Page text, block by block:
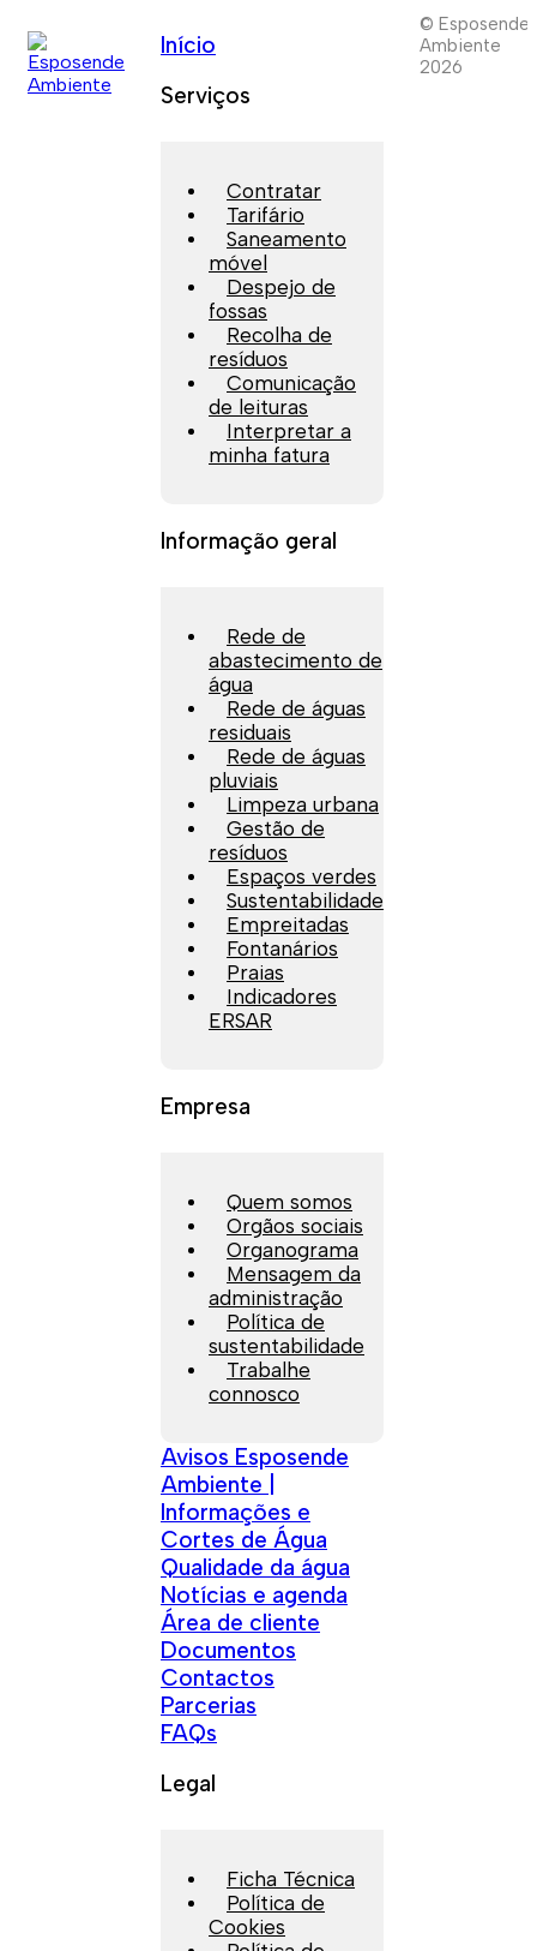
Início
Serviços
Contratar
Tarifário
Saneamento
móvel
Despejo de
fossas
Recolha de
resíduos
Comunicação
de leituras
Interpretar a
minha fatura
Informação geral
Rede de
abastecimento de
água
Rede de águas
residuais
Rede de águas
pluviais
Limpeza urbana
Gestão de
resíduos
Espaços verdes
Sustentabilidade
Empreitadas
Fontanários
Praias
Indicadores
ERSAR
Empresa
Quem somos
Orgãos sociais
Organograma
Mensagem da
administração
Política de
sustentabilidade
Trabalhe
connosco
Avisos Esposende
Ambiente |
Informações e
Cortes de Água
Qualidade da água
Notícias e agenda
Área de cliente
Documentos
Contactos
Parcerias
FAQs
Legal
Ficha Técnica
Política de
Cookies
© Esposende
Ambiente
2026